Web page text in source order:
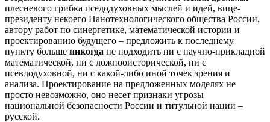
плесневого грибка пседодуховных мыслей и идей, вице-
президенту некоего Нанотехнологического общества России,
автору работ по синергетике, математической истории и
проектированию будущего – предложить к последнему
пункту больше никогда не подходить ни с научно-прикладной
математической, ни с ложнооисторической, ни с
псевдодуховной, ни с какой-либо иной точек зрения и
анализа. Проектирование на предложенных моделях не
просто невозможно, оно несет признаки угрозы
национальной безопасности России и титульной нации –
русской.